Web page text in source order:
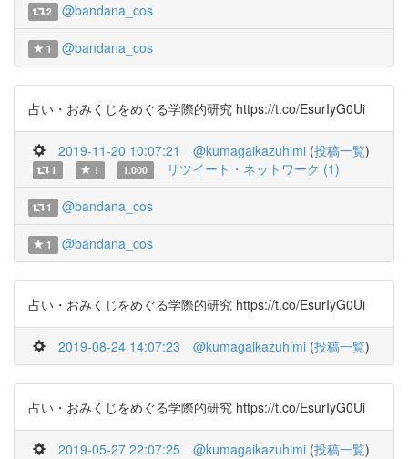
2 @bandana_cos
1 @bandana_cos
占い・おみくじをめぐる学際的研究 https://t.co/EsurIyG0Ui
2019-11-20 10:07:21 @kumagaikazuhimi (投稿一覧)
1 1 1.000 リツイート・ネットワーク (1)
1 @bandana_cos
1 @bandana_cos
占い・おみくじをめぐる学際的研究 https://t.co/EsurIyG0Ui
2019-08-24 14:07:23 @kumagaikazuhimi (投稿一覧)
占い・おみくじをめぐる学際的研究 https://t.co/EsurIyG0Ui
2019-05-27 22:07:25 @kumagaikazuhimi (投稿一覧)